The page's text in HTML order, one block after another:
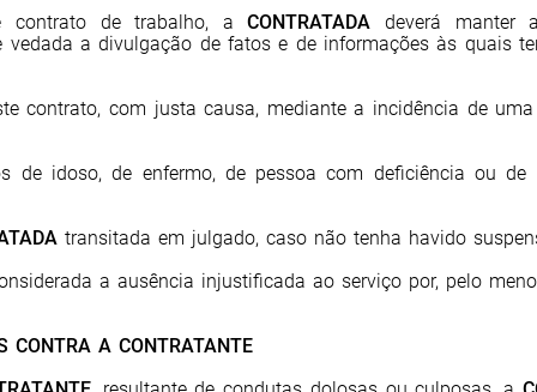
contrato de trabalho, aCONTRATADA deverá manter
a divulgação de fatos e de informações às quais
contrato, com justa causa, mediante a incidência de
de idoso, de enfermo, de pessoa com deficiência ou
transitada em julgado, caso não tenha havido
a ausência injustificada ao serviço por, pelo
CONTRA A CONTRATANTE